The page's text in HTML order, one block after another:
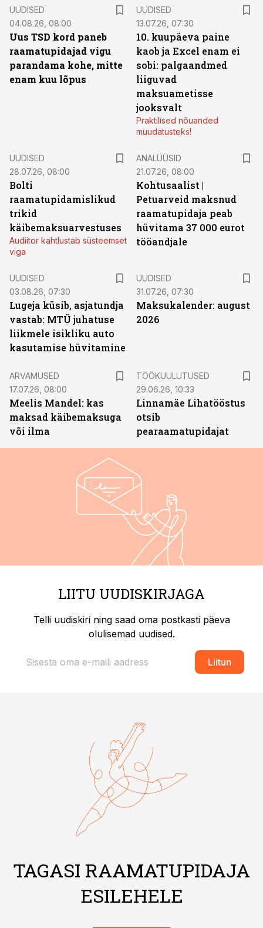
UUDISED
04.08.26, 08:00
Uus TSD kord paneb
raamatupidajad vigu
parandama kohe, mitte
enam kuu lõpus
UUDISED
13.07.26, 07:30
10. kuupäeva paine
kaob ja Excel enam ei
sobi: palgaandmed
liiguvad
maksuametisse
jooksvalt
Praktilised nõuanded
muudatusteks!
UUDISED
28.07.26, 08:00
Bolti
raamatupidamislikud
trikid
käibemaksuarvestuses
Audiitor kahtlustab süsteemset
viga
ANALÜÜSID
21.07.26, 08:00
Kohtusaalist |
Petuarveid maksnud
raamatupidaja peab
hüvitama 37 000 eurot
tööandjale
UUDISED
03.08.26, 07:30
Lugeja küsib, asjatundja
vastab: MTÜ juhatuse
liikmele isikliku auto
kasutamise hüvitamine
UUDISED
31.07.26, 07:30
Maksukalender: august
2026
ARVAMUSED
17.07.26, 08:00
Meelis Mandel: kas
maksad käibemaksuga
või ilma
TÖÖKUULUTUSED
29.06.26, 10:33
Linnamäe Lihatööstus
otsib
pearaamatupidajat
LIITU UUDISKIRJAGA
Telli uudiskiri ning saad oma postkasti päeva
olulisemad uudised.
Liitun
TAGASI RAAMATUPIDAJA
ESILEHELE